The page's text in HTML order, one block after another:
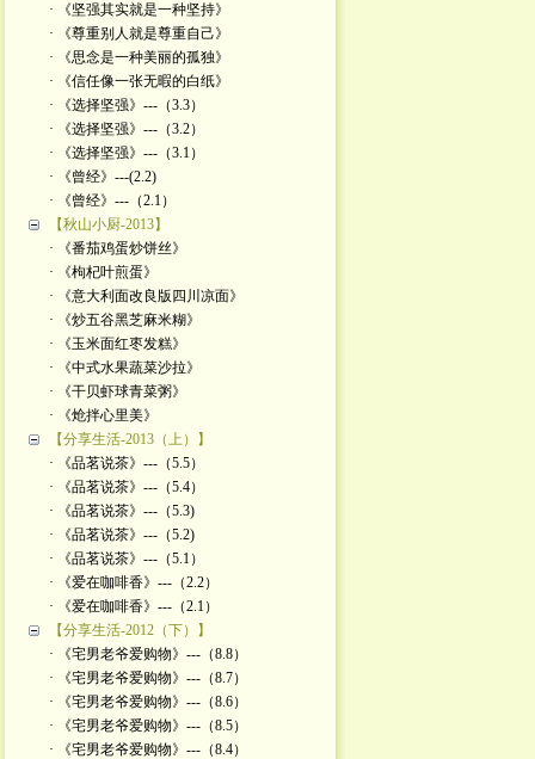
· 《坚强其实就是一种坚持》
· 《尊重别人就是尊重自己》
· 《思念是一种美丽的孤独》
· 《信任像一张无暇的白纸》
· 《选择坚强》---（3.3）
· 《选择坚强》---（3.2）
· 《选择坚强》---（3.1）
· 《曾经》---(2.2)
· 《曾经》---（2.1）
【秋山小厨-2013】
· 《番茄鸡蛋炒饼丝》
· 《枸杞叶煎蛋》
· 《意大利面改良版四川凉面》
· 《炒五谷黑芝麻米糊》
· 《玉米面红枣发糕》
· 《中式水果蔬菜沙拉》
· 《干贝虾球青菜粥》
· 《炝拌心里美》
【分享生活-2013（上）】
· 《品茗说茶》---（5.5）
· 《品茗说茶》---（5.4）
· 《品茗说茶》---（5.3)
· 《品茗说茶》---（5.2)
· 《品茗说茶》---（5.1）
· 《爱在咖啡香》---（2.2）
· 《爱在咖啡香》---（2.1）
【分享生活-2012（下）】
· 《宅男老爷爱购物》---（8.8）
· 《宅男老爷爱购物》---（8.7）
· 《宅男老爷爱购物》---（8.6）
· 《宅男老爷爱购物》---（8.5）
· 《宅男老爷爱购物》---（8.4）